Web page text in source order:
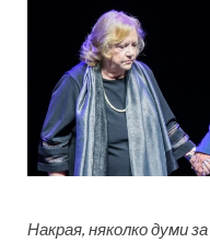
Накрая, няколко думи за